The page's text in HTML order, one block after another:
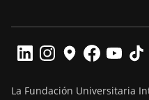
La Fundación Universitaria